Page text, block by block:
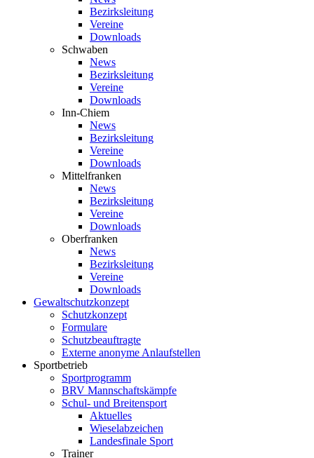
Bezirksleitung
Vereine
Downloads
Schwaben
News
Bezirksleitung
Vereine
Downloads
Inn-Chiem
News
Bezirksleitung
Vereine
Downloads
Mittelfranken
News
Bezirksleitung
Vereine
Downloads
Oberfranken
News
Bezirksleitung
Vereine
Downloads
Gewaltschutzkonzept
Schutzkonzept
Formulare
Schutzbeauftragte
Externe anonyme Anlaufstellen
Sportbetrieb
Sportprogramm
BRV Mannschaftskämpfe
Schul- und Breitensport
Aktuelles
Wieselabzeichen
Landesfinale Sport
Trainer